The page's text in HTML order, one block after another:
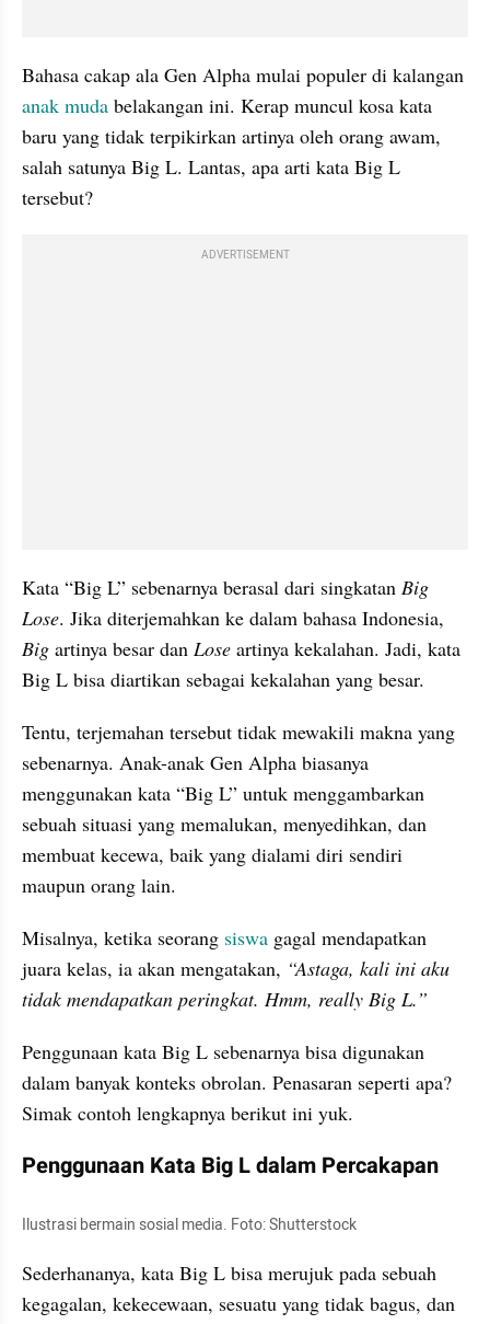
Bahasa cakap ala Gen Alpha mulai populer di kalangan
anak muda belakangan ini. Kerap muncul kosa kata
baru yang tidak terpikirkan artinya oleh orang awam,
salah satunya Big L. Lantas, apa arti kata Big L
tersebut?
ADVERTISEMENT
Kata “Big L” sebenarnya berasal dari singkatan Big
Lose
Big artinya besar dan Lose artinya kekalahan. Jadi, kata
Big L bisa diartikan sebagai kekalahan yang besar.
Tentu, terjemahan tersebut tidak mewakili makna yang
sebenarnya. Anak-anak Gen Alpha biasanya
menggunakan kata “Big L” untuk menggambarkan
sebuah situasi yang memalukan, menyedihkan, dan
membuat kecewa, baik yang dialami diri sendiri
maupun orang lain.
Misalnya, ketika seorang siswa gagal mendapatkan
juara kelas, ia akan mengatakan, “Astaga, kali ini aku
tidak mendapatkan peringkat. Hmm, really Big L.”
Penggunaan kata Big L sebenarnya bisa digunakan
dalam banyak konteks obrolan. Penasaran seperti apa?
Simak contoh lengkapnya berikut ini yuk.
Penggunaan Kata Big L dalam Percakapan
Ilustrasi bermain sosial media. Foto: Shutterstock
Sederhananya, kata Big L bisa merujuk pada sebuah
kegagalan, kekecewaan, sesuatu yang tidak bagus, dan